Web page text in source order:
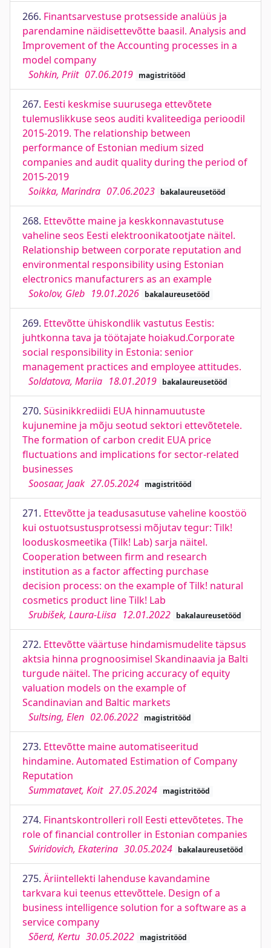
266. Finantsarvestuse protsesside analüüs ja
parendamine näidisettevõtte baasil. Analysis and
Improvement of the Accounting processes in a
model company
Sohkin, Priit 07.06.2019 magistritööd
267. Eesti keskmise suurusega ettevõtete
tulemuslikkuse seos auditi kvaliteediga perioodil
2015-2019. The relationship between
performance of Estonian medium sized
companies and audit quality during the period of
2015-2019
Soikka, Marindra 07.06.2023 bakalaureusetööd
268. Ettevõtte maine ja keskkonnavastutuse
vaheline seos Eesti elektroonikatootjate näitel.
Relationship between corporate reputation and
environmental responsibility using Estonian
electronics manufacturers as an example
Sokolov, Gleb 19.01.2026 bakalaureusetööd
269. Ettevõtte ühiskondlik vastutus Eestis:
juhtkonna tava ja töötajate hoiakud.Corporate
social responsibility in Estonia: senior
management practices and employee attitudes.
Soldatova, Mariia 18.01.2019 bakalaureusetööd
270. Süsinikkrediidi EUA hinnamuutuste
kujunemine ja mõju seotud sektori ettevõtetele.
The formation of carbon credit EUA price
fluctuations and implications for sector-related
businesses
Soosaar, Jaak 27.05.2024 magistritööd
271. Ettevõtte ja teadusasutuse vaheline koostöö
kui ostuotsustusprotsessi mõjutav tegur: Tilk!
looduskosmeetika (Tilk! Lab) sarja näitel.
Cooperation between firm and research
institution as a factor affecting purchase
decision process: on the example of Tilk! natural
cosmetics product line Tilk! Lab
Srubišek, Laura-Liisa 12.01.2022 bakalaureusetööd
272. Ettevõtte väärtuse hindamismudelite täpsus
aktsia hinna prognoosimisel Skandinaavia ja Balti
turgude näitel. The pricing accuracy of equity
valuation models on the example of
Scandinavian and Baltic markets
Sultsing, Elen 02.06.2022 magistritööd
273. Ettevõtte maine automatiseeritud
hindamine. Automated Estimation of Company
Reputation
Summatavet, Koit 27.05.2024 magistritööd
274. Finantskontrolleri roll Eesti ettevõtetes. The
role of financial controller in Estonian companies
Sviridovich, Ekaterina 30.05.2024 bakalaureusetööd
275. Äriintellekti lahenduse kavandamine
tarkvara kui teenus ettevõttele. Design of a
business intelligence solution for a software as a
service company
Sõerd, Kertu 30.05.2022 magistritööd